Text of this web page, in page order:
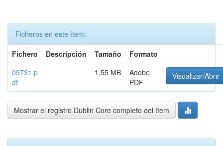
Ficheros en este ítem:
Fichero
Descripción Tamaño
Formato
09731.p
df
1,55 MB
Adobe
PDF
Visualizar/Abrir
Mostrar el registro Dublin Core completo del ítem